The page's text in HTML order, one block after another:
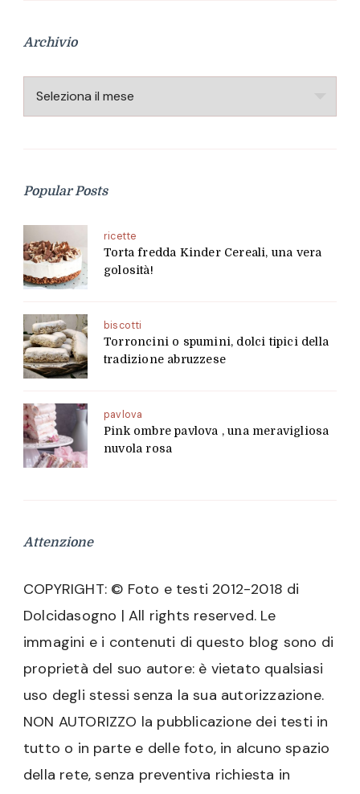
Archivio
Archivio
Popular Posts
ricette
Torta fredda Kinder Cereali, una vera
golosità!
biscotti
Torroncini o spumini, dolci tipici della
tradizione abruzzese
pavlova
Pink ombre pavlova , una meravigliosa
nuvola rosa
Attenzione
COPYRIGHT: © Foto e testi 2012-2018 di
Dolcidasogno | All rights reserved. Le
immagini e i contenuti di questo blog sono di
proprietà del suo autore: è vietato qualsiasi
uso degli stessi senza la sua autorizzazione.
NON AUTORIZZO la pubblicazione dei testi in
tutto o in parte e delle foto, in alcuno spazio
della rete, senza preventiva richiesta in